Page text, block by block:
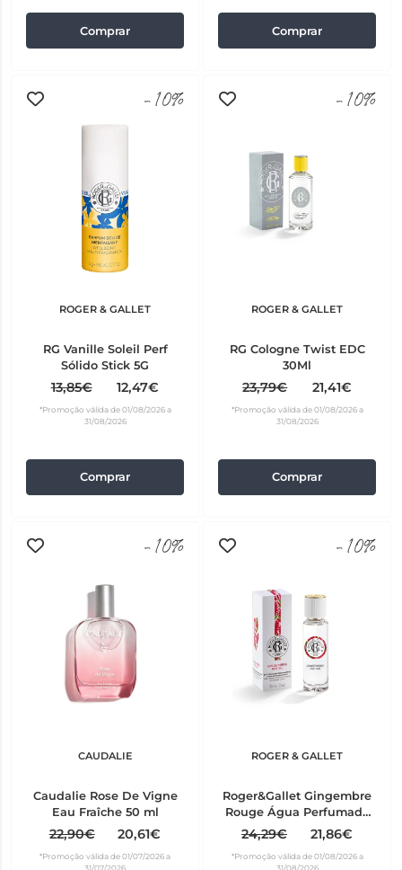
Comprar Comprar
-10%
ROGER & GALLET
RG Vanille Soleil Perf
Sólido Stick 5G
13,85€ 12,47€
*Promoção válida de 01/08/2026 a
31/08/2026
Comprar
-10%
ROGER & GALLET
RG Cologne Twist EDC
30Ml
23,79€ 21,41€
*Promoção válida de 01/08/2026 a
31/08/2026
Comprar
-10%
CAUDALIE
Caudalie Rose De Vigne
Eau Fraîche 50 ml
22,90€ 20,61€
*Promoção válida de 01/07/2026 a
31/07/2026
-10%
ROGER & GALLET
Roger&Gallet Gingembre
Rouge Água Perfumada
30 ml
24,29€ 21,86€
*Promoção válida de 01/08/2026 a
31/08/2026